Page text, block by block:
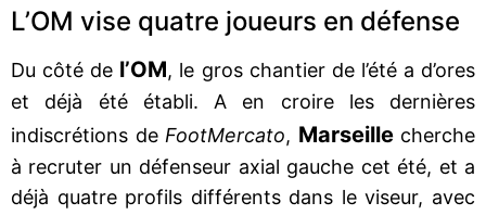
L’OM vise quatre joueurs en défense
Du côté de l’OM, le gros chantier de l’été a d’ores
et déjà été établi. A en croire les dernières
indiscrétions de FootMercato, Marseille cherche
à recruter un défenseur axial gauche cet été, et a
déjà quatre profils différents dans le viseur, avec